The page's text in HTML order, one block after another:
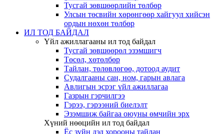
Тусгай зөвшөөрлийн төлбөр
Улсын төсвийн хөрөнгөөр хайгуул хийсэн
ордын нөхөн төлбөр
ИЛ ТОД БАЙДАЛ
Үйл ажиллагааны ил тод байдал
Тусгай зөвшөөрөл эзэмшигч
Төсөл, хөтөлбөр
Тайлан, төлөвлөгөө, дотоод аудит
Судалгааны сан, ном, гарын авлага
Авлигын эсрэг үйл ажиллагаа
Газрын гэрчилгээ
Гэрээ, гэрээний биелэлт
Эзэмшиж байгаа оюуны өмчийн эрх
Хүний нөөцийн ил тод байдал
Ёс зүйн дэд хорооны тайлан